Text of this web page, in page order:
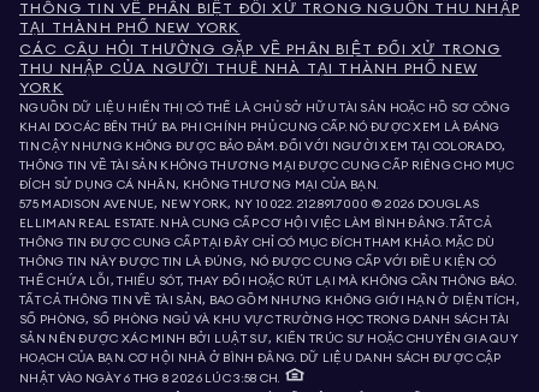
THÔNG TIN VỀ PHÂN BIỆT ĐỐI XỬ TRONG NGUỒN THU NHẬP
TẠI THÀNH PHỐ NEW YORK
CÁC CÂU HỎI THƯỜNG GẶP VỀ PHÂN BIỆT ĐỐI XỬ TRONG
THU NHẬP CỦA NGƯỜI THUÊ NHÀ TẠI THÀNH PHỐ NEW
YORK
NGUỒN DỮ LIỆU HIỂN THỊ CÓ THỂ LÀ CHỦ SỞ HỮU TÀI SẢN HOẶC HỒ SƠ CÔNG
KHAI DO CÁC BÊN THỨ BA PHI CHÍNH PHỦ CUNG CẤP. NÓ ĐƯỢC XEM LÀ ĐÁNG
TIN CẬY NHƯNG KHÔNG ĐƯỢC BẢO ĐẢM. ĐỐI VỚI NGƯỜI XEM TẠI COLORADO,
THÔNG TIN VỀ TÀI SẢN KHÔNG THƯƠNG MẠI ĐƯỢC CUNG CẤP RIÊNG CHO MỤC
ĐÍCH SỬ DỤNG CÁ NHÂN, KHÔNG THƯƠNG MẠI CỦA BẠN.
575 MADISON AVENUE, NEW YORK, NY 10022.212.891.7000 © 2026 DOUGLAS
ELLIMAN REAL ESTATE. NHÀ CUNG CẤP CƠ HỘI VIỆC LÀM BÌNH ĐẲNG. TẤT CẢ
THÔNG TIN ĐƯỢC CUNG CẤP TẠI ĐÂY CHỈ CÓ MỤC ĐÍCH THAM KHẢO. MẶC DÙ
THÔNG TIN NÀY ĐƯỢC TIN LÀ ĐÚNG, NÓ ĐƯỢC CUNG CẤP VỚI ĐIỀU KIỆN CÓ
THỂ CHỨA LỖI, THIẾU SÓT, THAY ĐỔI HOẶC RÚT LẠI MÀ KHÔNG CẦN THÔNG BÁO.
TẤT CẢ THÔNG TIN VỀ TÀI SẢN, BAO GỒM NHƯNG KHÔNG GIỚI HẠN Ở DIỆN TÍCH,
SỐ PHÒNG, SỐ PHÒNG NGỦ VÀ KHU VỰC TRƯỜNG HỌC TRONG DANH SÁCH TÀI
SẢN NÊN ĐƯỢC XÁC MINH BỞI LUẬT SƯ, KIẾN TRÚC SƯ HOẶC CHUYÊN GIA QUY
HOẠCH CỦA BẠN. CƠ HỘI NHÀ Ở BÌNH ĐẲNG. DỮ LIỆU DANH SÁCH ĐƯỢC CẬP
NHẬT VÀO NGÀY 6 THG 8 2026 LÚC 3:58 CH.